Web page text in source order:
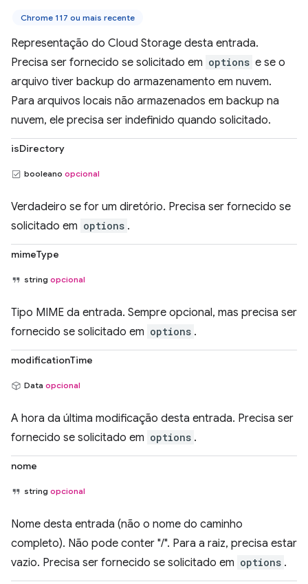
Chrome 117 ou mais recente
Representação do Cloud Storage desta entrada.
Precisa ser fornecido se solicitado em options e se o
arquivo tiver backup do armazenamento em nuvem.
Para arquivos locais não armazenados em backup na
nuvem, ele precisa ser indefinido quando solicitado.
isDirectory
booleano opcional
Verdadeiro se for um diretório. Precisa ser fornecido se
solicitado em options .
mimeType
string opcional
Tipo MIME da entrada. Sempre opcional, mas precisa ser
fornecido se solicitado em options .
modificationTime
Data opcional
A hora da última modificação desta entrada. Precisa ser
fornecido se solicitado em options .
nome
string opcional
Nome desta entrada (não o nome do caminho
completo). Não pode conter "/". Para a raiz, precisa estar
vazio. Precisa ser fornecido se solicitado em options .